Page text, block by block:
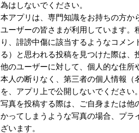
為はしないでください。
本アプリは、専門知識をお持ちの方か
ユーザーの皆さまが利用しています。
り、誹謗中傷に該当するようなコメ
る）と思われる投稿を見つけた際は、
他のユーザーに対して、個人的な住所
本人の断りなく、第三者の個人情報（
を、アプリ上で公開しないでください。
写真を投稿する際は、ご自身または他
かってしまうような写真の場合、プ
ざいます。